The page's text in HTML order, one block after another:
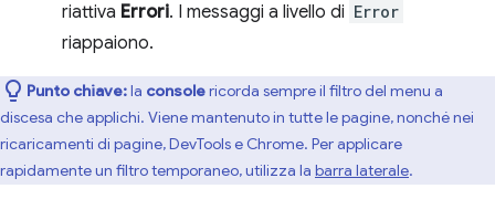
riattiva Errori. I messaggi a livello di Error
riappaiono.
Punto chiave:la consolericorda sempre il filtro del menu a
discesa che applichi. Viene mantenuto in tutte le pagine, nonché nei
ricaricamenti di pagine, DevTools e Chrome. Per applicare
rapidamente un filtro temporaneo, utilizza la barra laterale.